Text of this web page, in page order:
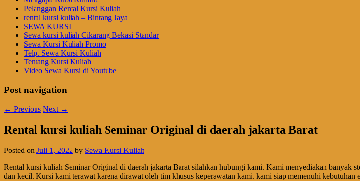
Pelanggan Rental Kursi Kuliah
rental kursi kuliah – Bintang Jaya
SEWA KURSI
Sewa kursi kuliah Cikarang Bekasi Standar
Sewa Kursi Kuliah Promo
Telp. Sewa Kursi Kuliah
Tentang Kursi Kuliah
Video Sewa Kursi di Youtube
Post navigation
← Previous Next →
Rental kursi kuliah Seminar Original di daerah jakarta Barat
Posted on Juli 1, 2022 by Sewa Kursi Kuliah
Rental kursi kuliah Seminar Original di daerah jakarta Barat silahkan hubungi kami. Kami menyediakan banyak
dan kecil. Kursi kami terawat karena dirawat oleh tim khusus keperawatan kami. kami siap memenuhi kebutuhan